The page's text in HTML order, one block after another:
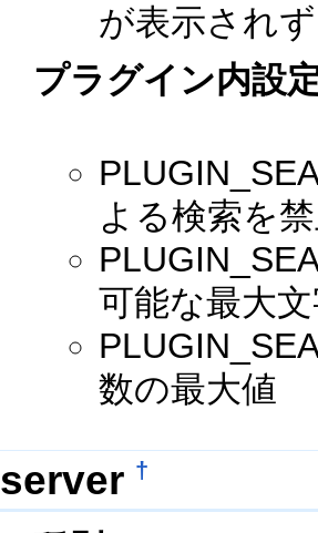
が表示され
プラグイン内設
よる検索を
可能な最大
数の最大値
server †